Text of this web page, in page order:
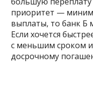
приоритет —
выплаты, то банк
Если хочется
с меньшим сроком
досрочному